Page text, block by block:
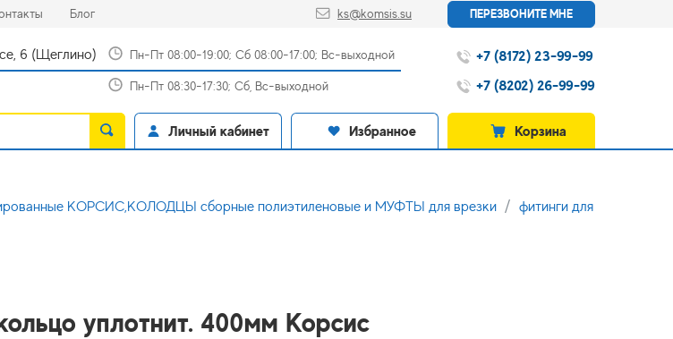
(current)
Блог(current) ks@komsis.su ПЕРЕЗВОНИТЕ МНЕ
6 (Щеглино) Пн-Пт 08:00-19:00; Сб 08:00-17:00; Вс-выходной
Пн-Пт 08:30-17:30; Сб, Вс-выходной
+7 (8172) 23-99-99
+7 (8202) 26-99-99
Личный кабинет Избранное Корзина
КОРСИС,КОЛОДЦЫ сборные полиэтиленовые и МУФТЫ для врезки
фитинги для
уплотнит. 400мм Корсис